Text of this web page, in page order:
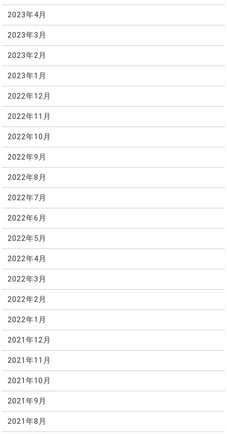
2023年4月
2023年3月
2023年2月
2023年1月
2022年12月
2022年11月
2022年10月
2022年9月
2022年8月
2022年7月
2022年6月
2022年5月
2022年4月
2022年3月
2022年2月
2022年1月
2021年12月
2021年11月
2021年10月
2021年9月
2021年8月